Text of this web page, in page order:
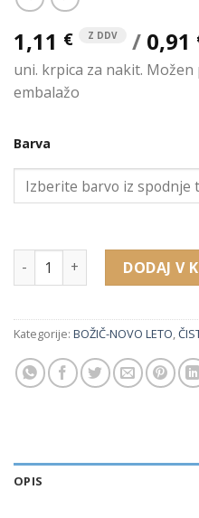
1,11 € Z DDV / 0,91
uni. krpica za nakit.
embalažo
Barva
SP602W krpica za čiščenje
DODAJ V
Kategorije: BOŽIČ-NOVO LETO
OPIS